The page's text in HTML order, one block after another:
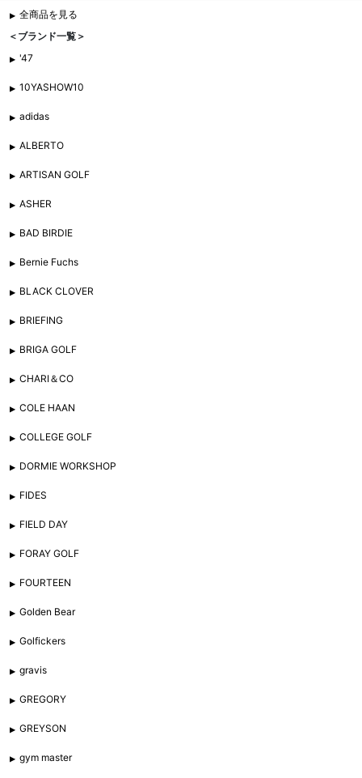
全商品を見る
＜ブランド一覧＞
'47
10YASHOW10
adidas
ALBERTO
ARTISAN GOLF
ASHER
BAD BIRDIE
Bernie Fuchs
BLACK CLOVER
BRIEFING
BRIGA GOLF
CHARI＆CO
COLE HAAN
COLLEGE GOLF
DORMIE WORKSHOP
FIDES
FIELD DAY
FORAY GOLF
FOURTEEN
Golden Bear
Golfickers
gravis
GREGORY
GREYSON
gym master